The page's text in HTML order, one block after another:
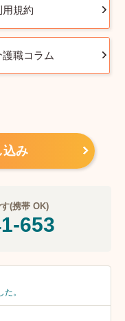
用規約
護職コラム
込み
(携帯 OK)
653
。